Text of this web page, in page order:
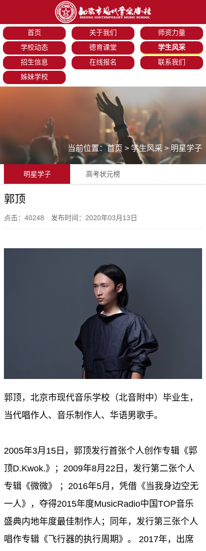
首页 关于我们
师资力量
学校动态
德育课堂
学生风采
招生信息
在线报名
联系我们
姊妹学校
当前位置：首页 > 学生风采 > 明星学子
明星学子 高考状元榜
郭顶
点击：40248 发布时间：2020年03月13日
郭顶，北京市现代音乐学校（北音附中）毕业生，
当代唱作人、音乐制作人、华语男歌手。
2005年3月15日，郭顶发行首张个人创作专辑《郭
顶D.Kwok.》；2009年8月22日，发行第二张个人
专辑《微微》 ；2016年5月，凭借《当我身边空无
一人》，夺得2015年度MusicRadio中国TOP音乐
盛典内地年度最佳制作人；同年，发行第三张个人
唱作专辑《飞行器的执行周期》。 2017年，出席